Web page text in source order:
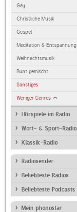
Gay
Christliche Musik
Gospel
Meditation & Entspannung
Weihnachtsmusik
Bunt gemischt
Sonstiges
Weniger Genres
Hörspiele im Radio
Wort- & Sport-Radio
Klassik-Radio
Radiosender
Beliebteste Radios
Beliebteste Podcasts
Mein phonostar